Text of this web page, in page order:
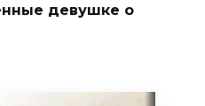
девушке о